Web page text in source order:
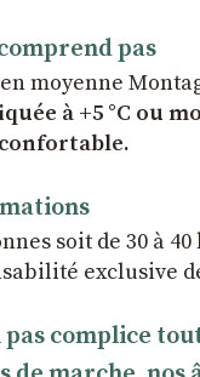
pas
moyenne
à +5 °C ou
soit de 30 à
exclusive
complice